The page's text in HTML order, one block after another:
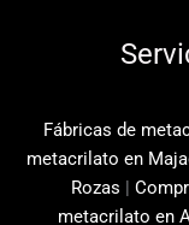
Fábricas de
metacrilato en
Rozas |
metacrilato en